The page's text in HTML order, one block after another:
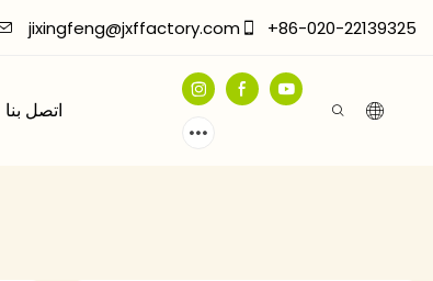
jixingfeng@jxffactory.com +86-020-22139325
اتصل بنا